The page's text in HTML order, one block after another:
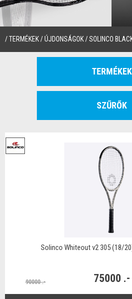
/TERMÉKEK/ÚJDONSÁGOK/SOLINCO
TERMÉKEK
SZŰRŐK
Solinco Whiteout v2 305 (18/
90000 .- 75000 .-